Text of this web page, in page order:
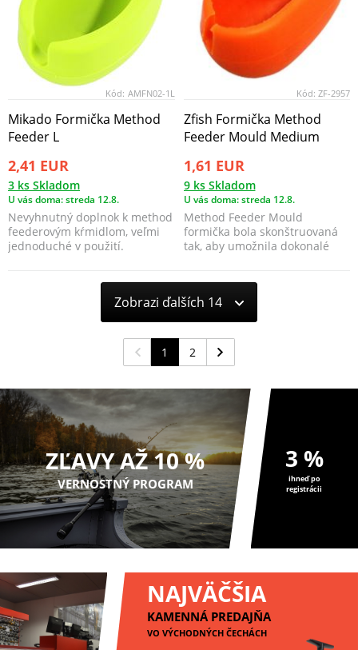
Kód: AMFN02-1L
Mikado Formička Method
Feeder L
2,41 EUR
3 ks Skladom
U vás doma: streda 12.8.
Nevyhnutný doplnok k method
feederovým kŕmidlom, veľmi
jednoduché v použití.
Kód: ZF-2957
Zfish Formička Method
Feeder Mould Medium
1,61 EUR
9 ks Skladom
U vás doma: streda 12.8.
Method Feeder Mould
formička bola skonštruovaná
tak, aby umožnila dokonalé
Zobrazi ďalších 14
1 2
ZĽAVY AŽ 10 %
VERNOSTNÝ PROGRAM
3 %
ihneď po
registrácii
NAJVÄČŠIA
KAMENNÁ PREDAJŇA
VO VÝCHODNÝCH ČECHÁCH